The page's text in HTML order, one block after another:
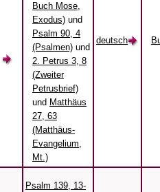
Buch Mose,
Exodus) und
Psalm 90, 4
(Psalmen) und
2. Petrus 3, 8
(Zweiter
Petrusbrief)
und Matthäus
27, 63
(Matthäus-
Evangelium,
Mt.)
deutsch
Psalm 139, 13-